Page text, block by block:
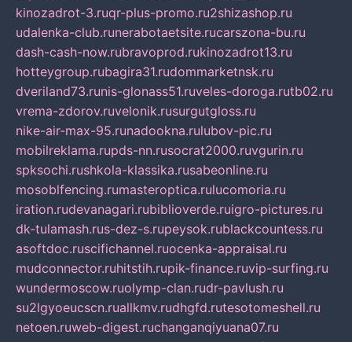
kinozadrot-3.ruqr-plus-promo.ru2shizashop.ru
udalenka-club.runerabotaetsite.rucarszona-bu.ru
dash-cash-now.rubravoprod.rukinozadrot13.ru
hotteygroup.rubagira31.rudommarketnsk.ru
dveriland73.runis-glonass51.ruveles-doroga.rutb02.ru
vrema-zdorov.ruvelonik.rusurgutgloss.ru
nike-air-max-95.runadookna.rulubov-pic.ru
mobilreklama.rupds-nn.rusocrat2000.ruvgurin.ru
spksochi.rushkola-klassika.rusabeonline.ru
mosoblfencing.rumasteroptica.rulucomoria.ru
iration.rudevanagari.rubiblioverde.ruigro-pictures.ru
dk-tulamash.rus-dez-s.rupeysok.rublackcountess.ru
asoftdoc.ruscifichannel.ruocenka-appraisal.ru
mudconnector.ruhitstih.rupik-finance.ruvip-surfing.ru
wundermoscow.ruolymp-clan.rudr-pavlush.ru
su2lgyoeucscn.ruallkmv.rudhgfd.rutesotomeshell.ru
netoen.ruweb-digest.ruchanganqiyuana07.ru